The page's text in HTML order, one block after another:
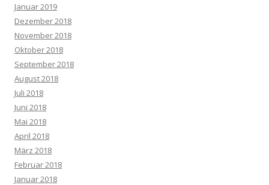
Januar 2019
Dezember 2018
November 2018
Oktober 2018
September 2018
August 2018
Juli 2018
Juni 2018
Mai 2018
April 2018
März 2018
Februar 2018
Januar 2018